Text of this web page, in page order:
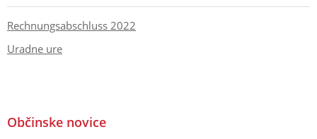
Rechnungsabschluss 2022
Uradne ure
Občinske novice